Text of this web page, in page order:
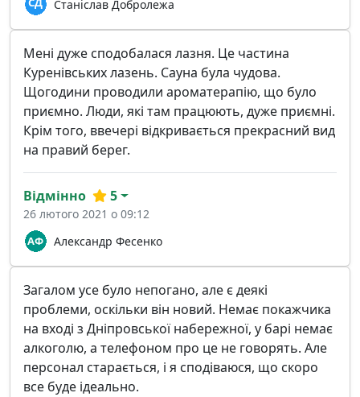
Станіслав Добролежа
Мені дуже сподобалася лазня. Це частина
Куренівських лазень. Сауна була чудова.
Щогодини проводили ароматерапію, що було
приємно. Люди, які там працюють, дуже приємні.
Крім того, ввечері відкривається прекрасний вид
на правий берег.
Александр Фесенко
Відмінно 5
26 лютого 2021 о 09:12
Загалом усе було непогано, але є деякі
проблеми, оскільки він новий. Немає покажчика
на вході з Дніпровської набережної, у барі немає
алкоголю, а телефоном про це не говорять. Але
персонал старається, і я сподіваюся, що скоро
все буде ідеально.